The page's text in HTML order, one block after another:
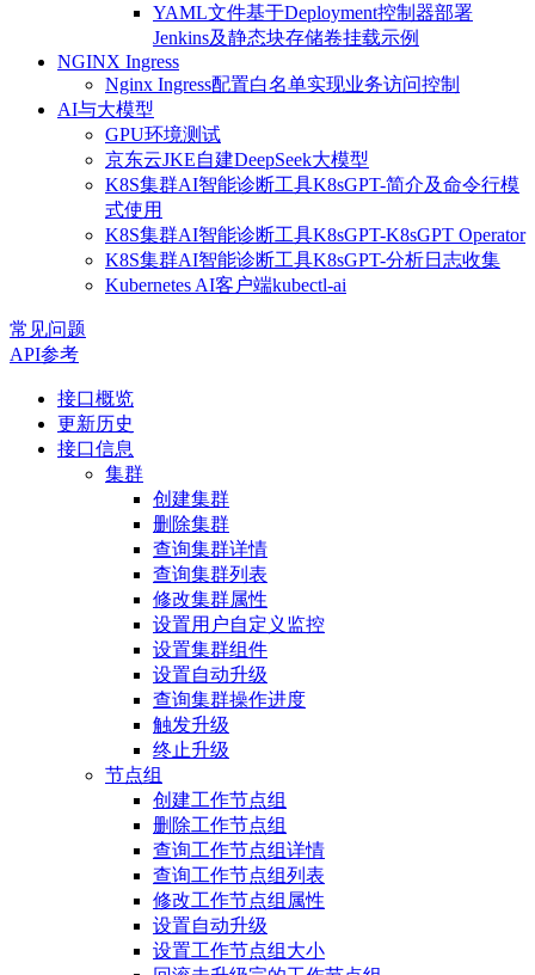
YAML文件基于Deployment控制器部署
Jenkins及静态块存储卷挂载示例
NGINX Ingress
Nginx Ingress配置白名单实现业务访问控制
AI与大模型
GPU环境测试
京东云JKE自建DeepSeek大模型
K8S集群AI智能诊断工具K8sGPT-简介及命令行模
式使用
K8S集群AI智能诊断工具K8sGPT-K8sGPT Operator
K8S集群AI智能诊断工具K8sGPT-分析日志收集
Kubernetes AI客户端kubectl-ai
常见问题
API参考
接口概览
更新历史
接口信息
集群
创建集群
删除集群
查询集群详情
查询集群列表
修改集群属性
设置用户自定义监控
设置集群组件
设置自动升级
查询集群操作进度
触发升级
终止升级
节点组
创建工作节点组
删除工作节点组
查询工作节点组详情
查询工作节点组列表
修改工作节点组属性
设置自动升级
设置工作节点组大小